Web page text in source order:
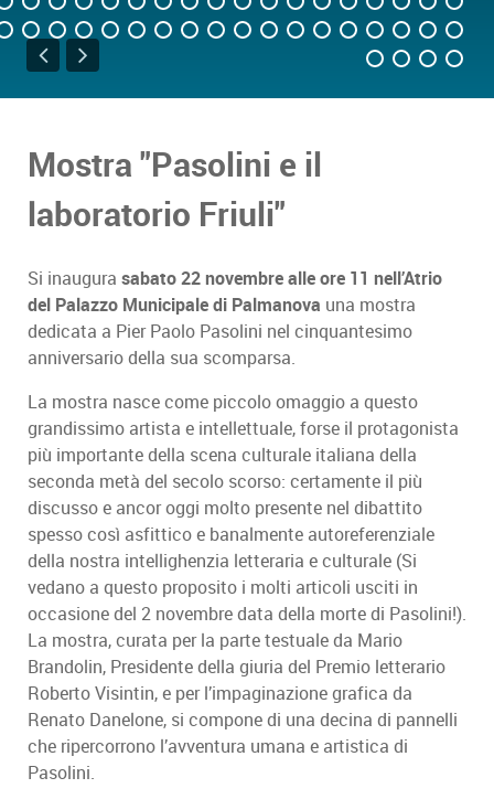
Mostra "Pasolini e il
laboratorio Friuli"
Si inaugura sabato 22 novembre alle ore 11 nell’Atrio
del Palazzo Municipale di Palmanova una mostra
dedicata a Pier Paolo Pasolini nel cinquantesimo
anniversario della sua scomparsa.
La mostra nasce come piccolo omaggio a questo
grandissimo artista e intellettuale, forse il protagonista
più importante della scena culturale italiana della
seconda metà del secolo scorso: certamente il più
discusso e ancor oggi molto presente nel dibattito
spesso così asfittico e banalmente autoreferenziale
della nostra intellighenzia letteraria e culturale (Si
vedano a questo proposito i molti articoli usciti in
occasione del 2 novembre data della morte di Pasolini!).
La mostra, curata per la parte testuale da Mario
Brandolin, Presidente della giuria del Premio letterario
Roberto Visintin, e per l’impaginazione grafica da
Renato Danelone, si compone di una decina di pannelli
che ripercorrono l’avventura umana e artistica di
Pasolini.